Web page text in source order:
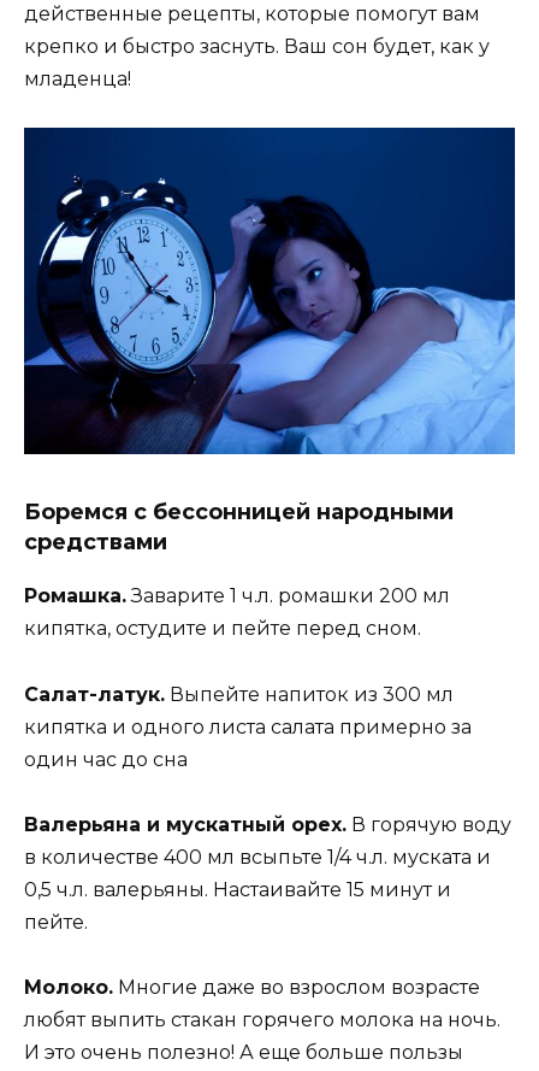
действенные рецепты, которые помогут вам
крепко и быстро заснуть. Ваш сон будет, как у
младенца!
Боремся с бессонницей народными
средствами
Ромашка.Заварите 1 ч.л. ромашки 200 мл
кипятка, остудите и пейте перед сном.
Салат-латук. Выпейте напиток из 300 мл
кипятка и одного листа салата примерно за
один час до сна
Валерьяна и мускатный орех. В горячую воду
в количестве 400 мл всыпьте 1/4 ч.л. муската и
0,5 ч.л. валерьяны. Настаивайте 15 минут и
пейте.
Молоко. Многие даже во взрослом возрасте
любят выпить стакан горячего молока на ночь.
И это очень полезно! А еще больше пользы